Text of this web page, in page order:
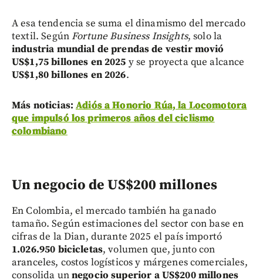
A esa tendencia se suma el dinamismo del mercado
textil. SegúnFortune Business Insights, solo la
industria mundial de prendas de vestir movió
US$1,75 billones en 2025 y se proyecta que alcance
US$1,80 billones en 2026.
Más noticias:Adiós a Honorio Rúa, la Locomotora
que impulsó los primeros años del ciclismo
colombiano
Un negocio de US$200 millones
En Colombia, el mercado también ha ganado
tamaño. Según estimaciones del sector con base en
cifras de la Dian, durante 2025 el país importó
1.026.950 bicicletas, volumen que, junto con
aranceles, costos logísticos y márgenes comerciales,
consolida unnegocio superior a US$200 millones